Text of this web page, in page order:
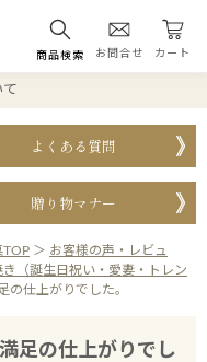
商品検索 お問合せ カート
て
よくある質問
贈り物マナー
TOP ＞ お客様の声・レビュ
（誕生日祝い・愛妻・トレン
の仕上がりでした。
足の仕上がりでし